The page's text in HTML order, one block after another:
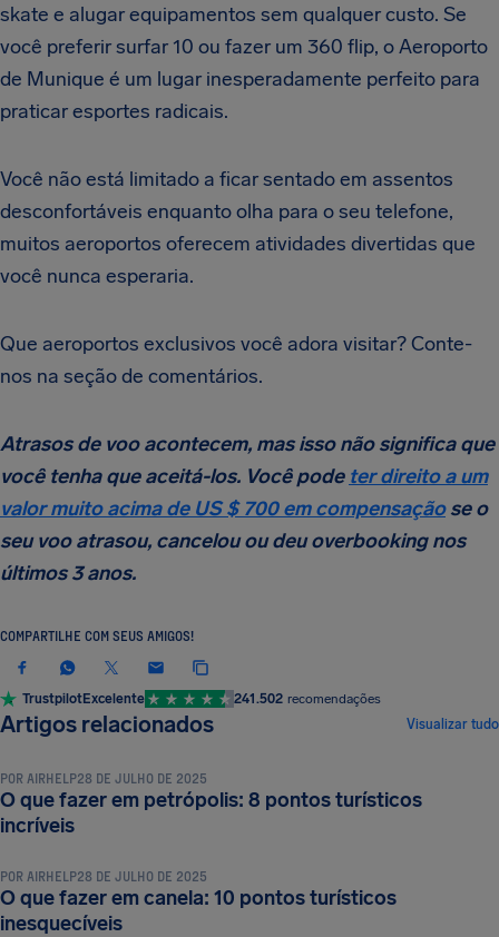
skate e alugar equipamentos sem qualquer custo. Se
você preferir surfar 10 ou fazer um 360 flip, o Aeroporto
de Munique é um lugar inesperadamente perfeito para
praticar esportes radicais.
Você não está limitado a ficar sentado em assentos
desconfortáveis enquanto olha para o seu telefone,
muitos aeroportos oferecem atividades divertidas que
você nunca esperaria.
Que aeroportos exclusivos você adora visitar? Conte-
nos na seção de comentários.
Atrasos de voo acontecem, mas isso não significa que
você tenha que aceitá-los. Você pode ter direito a um
valor muito acima de US $ 700 em compensaçãose o
seu voo atrasou, cancelou ou deu overbooking nos
últimos 3 anos.
COMPARTILHE COM SEUS AMIGOS!
TrustpilotExcelente 241.502 recomendações
Artigos relacionados Visualizar tudo
DICAS E TRUQUES DE VIAGEM
POR AIRHELP28 DE JULHO DE 2025
O que fazer em petrópolis: 8 pontos turísticos
incríveis
DICAS E TRUQUES DE VIAGEM
POR AIRHELP28 DE JULHO DE 2025
O que fazer em canela: 10 pontos turísticos
inesquecíveis
DICAS E TRUQUES DE VIAGEM